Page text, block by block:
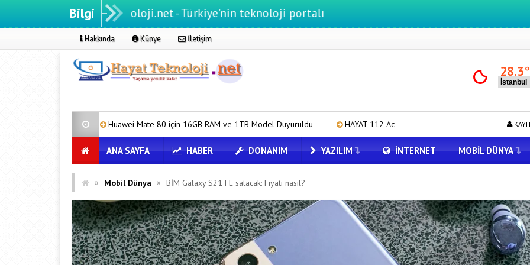
Bilgi
Hayatteknoloji.net - Türkiye'nin teknoloji portalı
Hakkında Künye İletişim
28.3
Huawei Mate 80 için 16GB RAM ve 1TB Model Duyuruldu HAYAT 112 Acil 800 bin indirmeyi aştı Huawei Nova 16 SE
ANA SAYFA HABER DONANIM YAZILIM İNTERNET MOBIL DÜNYA
» Mobil Dünya » BİM Galaxy S21 FE satacak: Fiyatı nasıl?